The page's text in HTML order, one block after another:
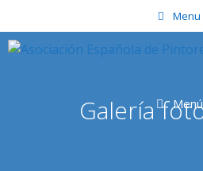
al
contenido
Menu
Menú
Galería